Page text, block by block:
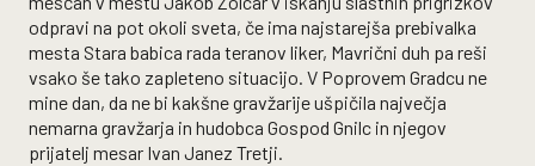
odpravi na pot okoli sveta, če ima najstarejša prebivalka
mesta Stara babica rada teranov liker, Mavrični duh pa reši
vsako še tako zapleteno situacijo. V Poprovem Gradcu ne
mine dan, da ne bi kakšne gravžarije ušpičila največja
nemarna gravžarja in hudobca Gospod Gnilc in njegov
prijatelj mesar Ivan Janez Tretji.